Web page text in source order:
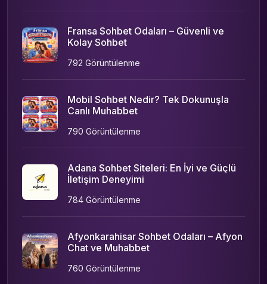
Fransa Sohbet Odaları – Güvenli ve
Kolay Sohbet
792 Görüntülenme
Mobil Sohbet Nedir? Tek Dokunuşla
Canlı Muhabbet
790 Görüntülenme
Adana Sohbet Siteleri: En İyi ve Güçlü
İletişim Deneyimi
784 Görüntülenme
Afyonkarahisar Sohbet Odaları – Afyon
Chat ve Muhabbet
760 Görüntülenme